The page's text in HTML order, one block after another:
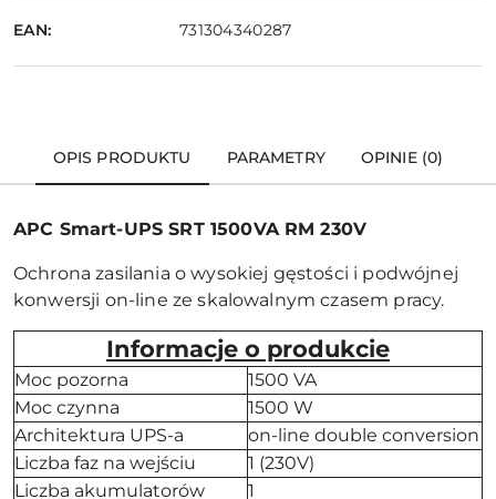
EAN: 731304340287
OPIS PRODUKTU PARAMETRY OPINIE (0)
APC Smart-UPS SRT 1500VA RM 230V
Ochrona zasilania o wysokiej gęstości i podwójnej
konwersji on-line ze skalowalnym czasem pracy.
Informacje o produkcie
Moc pozorna
1500 VA
Moc czynna
1500 W
Architektura UPS-a
on-line double conversion
Liczba faz na wejściu
1 (230V)
Liczba akumulatorów
1